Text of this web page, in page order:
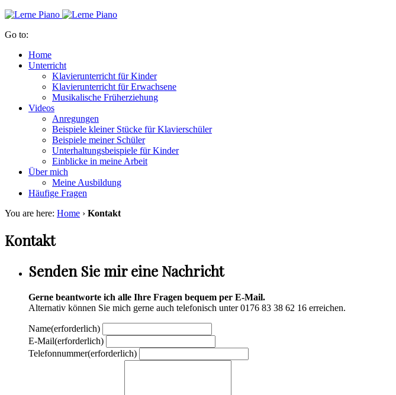
Go to:
Home
Unterricht
Klavierunterricht für Kinder
Klavierunterricht für Erwachsene
Musikalische Früherziehung
Videos
Anregungen
Beispiele kleiner Stücke für Klavierschüler
Beispiele meiner Schüler
Unterhaltungsbeispiele für Kinder
Einblicke in meine Arbeit
Über mich
Meine Ausbildung
Häufige Fragen
You are here: Home › Kontakt
Kontakt
Senden Sie mir eine Nachricht
Gerne beantworte ich alle Ihre Fragen bequem per E-Mail.
Alternativ können Sie mich gerne auch telefonisch unter 0176 83 38 62 16 erreichen.
Name(erforderlich)
E-Mail(erforderlich)
Telefonnummer(erforderlich)